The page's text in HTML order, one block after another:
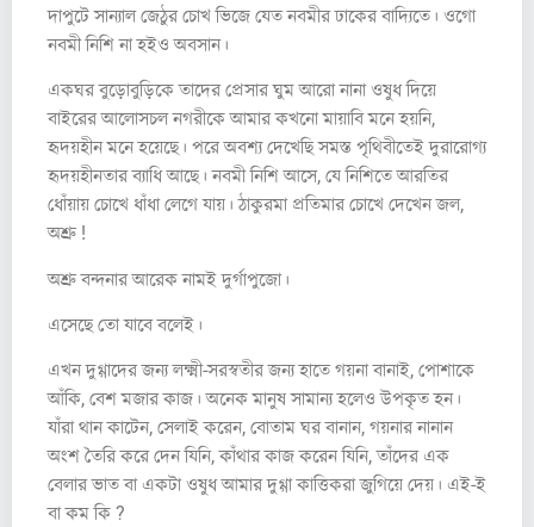
দাপুটে সান্যাল জেঠুর চোখ ভিজে যেত নবমীর ঢাকের বাদ্যিতে। ওগো
নবমী নিশি না হইও অবসান।
একঘর বুড়োবুড়িকে তাদের প্রেসার ঘুম আরো নানা ওষুধ দিয়ে
বাইরের আলোসচল নগরীকে আমার কখনো মায়াবি মনে হয়নি,
হৃদয়হীন মনে হয়েছে। পরে অবশ্য দেখেছি সমস্ত পৃথিবীতেই দুরারোগ্য
হৃদয়হীনতার ব্যাধি আছে। নবমী নিশি আসে, যে নিশিতে আরতির
ধোঁয়ায় চোখে ধাঁধা লেগে যায়। ঠাকুরমা প্রতিমার চোখে দেখেন জল,
অশ্রু !
অশ্রু বন্দনার আরেক নামই দুর্গাপুজো।
এসেছে তো যাবে বলেই।
এখন দুগ্গাদের জন্য লক্ষ্মী-সরস্বতীর জন্য হাতে গয়না বানাই, পোশাকে
আঁকি, বেশ মজার কাজ। অনেক মানুষ সামান্য হলেও উপকৃত হন।
যাঁরা থান কাটেন, সেলাই করেন, বোতাম ঘর বানান,‌ গয়নার নানান
অংশ তৈরি করে দেন যিনি, কাঁথার কাজ করেন যিনি, তাঁদের এক
বেলার ভাত বা একটা ওষুধ আমার দুগ্গা কাত্তিকরা জুগিয়ে দেয়। এই-ই
বা কম কি ?